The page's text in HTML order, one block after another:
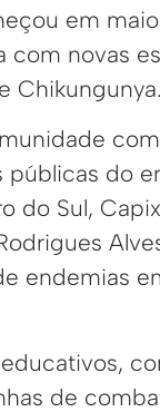
em
novas
Chikungunya.
públicas do
do Sul,
endemias
de